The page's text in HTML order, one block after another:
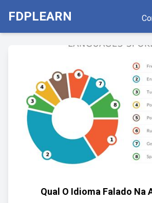
FDPLEARN
Qual O Idioma Falado Na